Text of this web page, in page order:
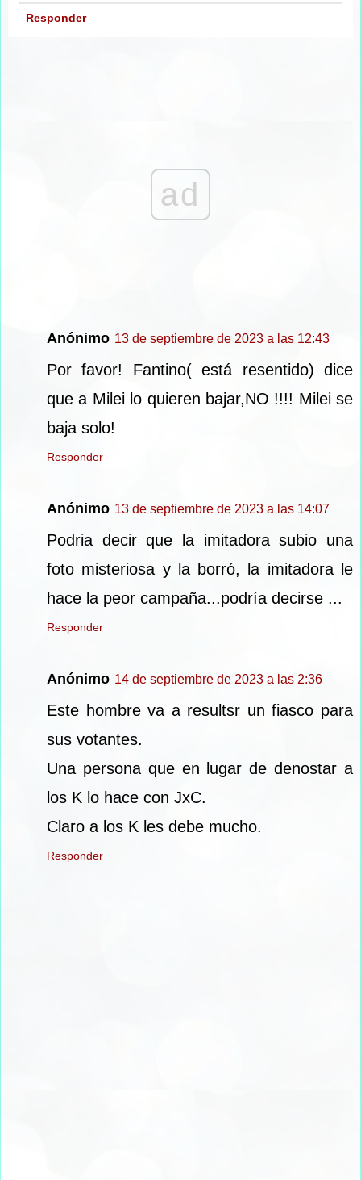
Responder
ad
Anónimo 13 de septiembre de 2023 a las 12:43
Por favor! Fantino( está resentido) dice
que a Milei lo quieren bajar,NO !!!! Milei se
baja solo!
Responder
Anónimo 13 de septiembre de 2023 a las 14:07
Podria decir que la imitadora subio una
foto misteriosa y la borró, la imitadora le
hace la peor campaña...podría decirse ...
Responder
Anónimo 14 de septiembre de 2023 a las 2:36
Este hombre va a resultsr un fiasco para
sus votantes.
Una persona que en lugar de denostar a
los K lo hace con JxC.
Claro a los K les debe mucho.
Responder